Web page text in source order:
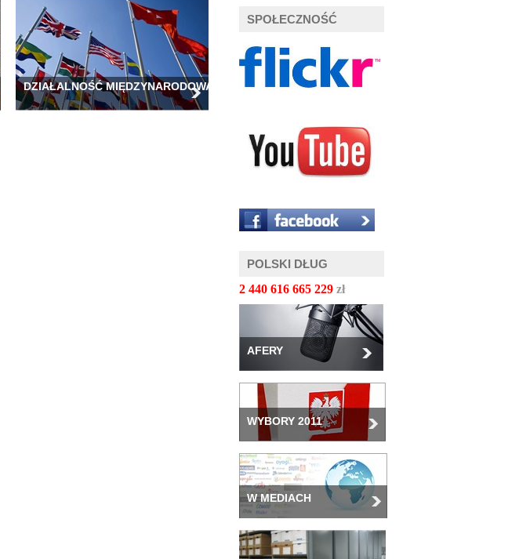
DZIAŁALNOŚĆ MIĘDZYNARODOWA
SPOŁECZNOŚĆ
POLSKI DŁUG
2 440 616 667 272 zł
AFERY
WYBORY 2011
W MEDIACH